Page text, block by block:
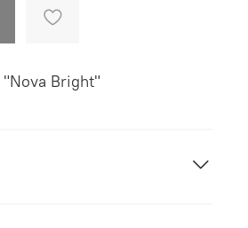
"Nova Bright"